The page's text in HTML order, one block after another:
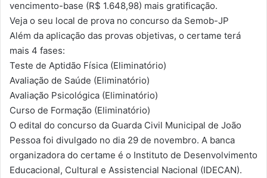
vencimento-base (R$ 1.648,98) mais gratificação.
Veja o seu local de prova no concurso da Semob-JP
Além da aplicação das provas objetivas, o certame terá
mais 4 fases:
Teste de Aptidão Física (Eliminatório)
Avaliação de Saúde (Eliminatório)
Avaliação Psicológica (Eliminatório)
Curso de Formação (Eliminatório)
O edital do concurso da Guarda Civil Municipal de João
Pessoa foi divulgado no dia 29 de novembro. A banca
organizadora do certame é o Instituto de Desenvolvimento
Educacional, Cultural e Assistencial Nacional (IDECAN).